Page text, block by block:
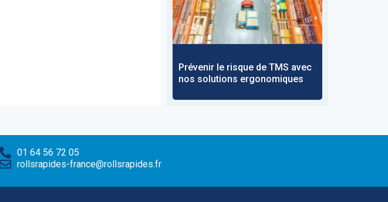
Prévenir le risque de TMS avec
nos solutions ergonomiques
01 64 56 72 05
rollsrapides-france@rollsrapides.fr